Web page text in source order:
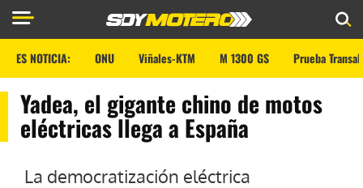
ES NOTICIA: ONU Viñales-KTM M 1300 GS Prueba
Yadea, el gigante chino de motos
eléctricas llega a España
La democratización eléctrica